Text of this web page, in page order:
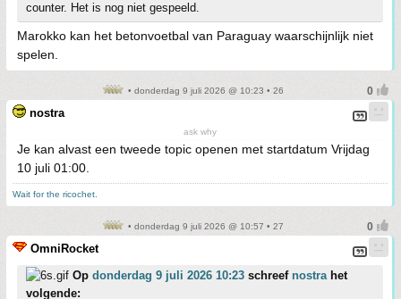
counter. Het is nog niet gespeeld.
Marokko kan het betonvoetbal van Paraguay waarschijnlijk niet
spelen.
• donderdag 9 juli 2026 @ 10:23 • 26
nostra
ask why
Je kan alvast een tweede topic openen met startdatum Vrijdag
10 juli 01:00.
Wait for the ricochet.
• donderdag 9 juli 2026 @ 10:57 • 27
OmniRocket
Op donderdag 9 juli 2026 10:23 schreef nostrahet
volgende: